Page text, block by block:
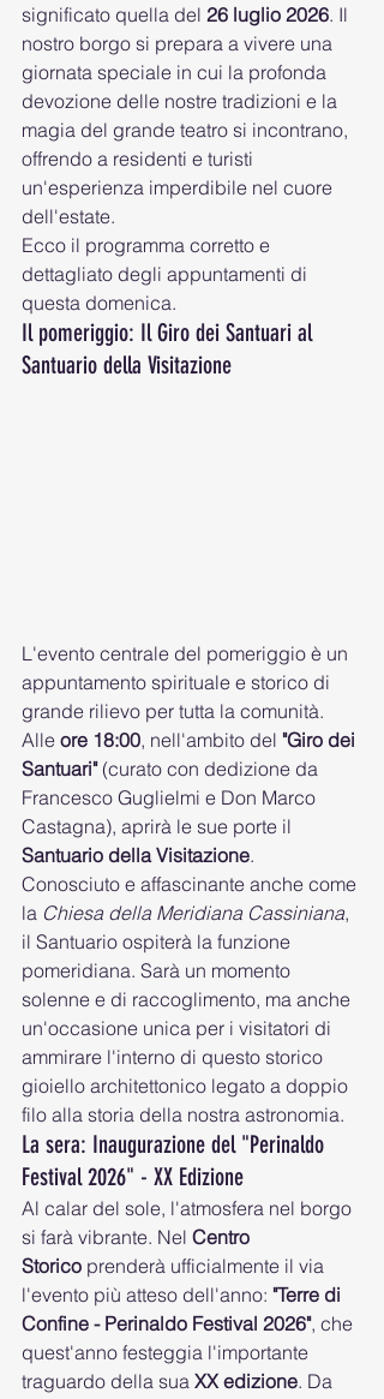
significato quella del 26 luglio 2026. Il
nostro borgo si prepara a vivere una
giornata speciale in cui la profonda
devozione delle nostre tradizioni e la
magia del grande teatro si incontrano,
offrendo a residenti e turisti
un'esperienza imperdibile nel cuore
dell'estate.
Ecco il programma corretto e
dettagliato degli appuntamenti di
questa domenica.
Il pomeriggio: Il Giro dei Santuari al
Santuario della Visitazione
L'evento centrale del pomeriggio è un
appuntamento spirituale e storico di
grande rilievo per tutta la comunità.
Alle ore 18:00, nell'ambito del "Giro dei
Santuari" (curato con dedizione da
Francesco Guglielmi e Don Marco
Castagna), aprirà le sue porte il
Santuario della Visitazione.
Conosciuto e affascinante anche come
la Chiesa della Meridiana Cassiniana,
il Santuario ospiterà la funzione
pomeridiana. Sarà un momento
solenne e di raccoglimento, ma anche
un'occasione unica per i visitatori di
ammirare l'interno di questo storico
gioiello architettonico legato a doppio
filo alla storia della nostra astronomia.
La sera: Inaugurazione del "Perinaldo
Festival 2026" - XX Edizione
Al calar del sole, l'atmosfera nel borgo
si farà vibrante. Nel Centro
Storico prenderà ufficialmente il via
l'evento più atteso dell'anno: "Terre di
Confine - Perinaldo Festival 2026", che
quest'anno festeggia l'importante
traguardo della sua XX edizione. Da